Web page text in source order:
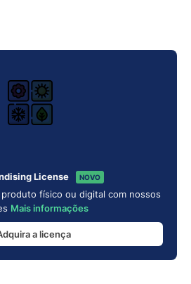
License NOVO
físico ou digital com nossos
Mais informações
a licença